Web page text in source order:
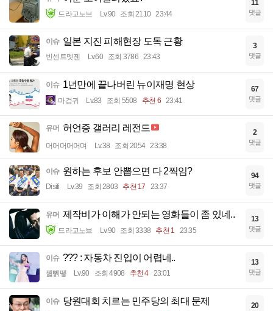
드라고노브 Lv.90 조회 2110 23:44
11
댓글
이슈 일본 지진 피해현장 도독 근황
빈센트멧젠 Lv.60 조회 3786 23:43
3
댓글
이슈 1년만에 끝나버린 뉴이재명 현상
마검귀 Lv.83 조회 5508 추천 6 23:41
67
댓글
유머 허언증 갤러리 레전드
머머머머머며 Lv.38 조회 2054 23:38
2
댓글
이슈 원하는 후보 안뽑으면 다 2찍임?
Disifi Lv.39 조회 2803 추천 17 23:37
94
댓글
유머 제작비가 이해가 안되는 영화들이 좀 있네..
드라고노브 Lv.90 조회 3338 추천 1 23:35
13
댓글
이슈 ??? : 자동차 진입이 어렵네..
꿻뻵뗗 Lv.90 조회 4908 추천 4 23:01
13
댓글
이슈 당원대회 치르는 민주당의 최대 문제 20